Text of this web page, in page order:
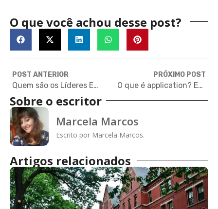
O que você achou desse post?
POST ANTERIOR
Quem são os Líderes Estudar: Leonardo Vieira de Oliveira
PRÓXIMO POST
O que é application? Entenda como funciona o processo de candidatura no exterior
Sobre o escritor
Marcela Marcos
Escrito por Marcela Marcos.
Artigos relacionados